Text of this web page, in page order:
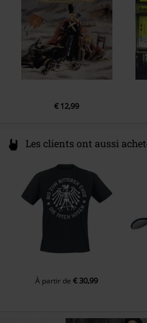
Date de sortie
€ 12,99
Les clients ont aussi
À partir de€ 30,99